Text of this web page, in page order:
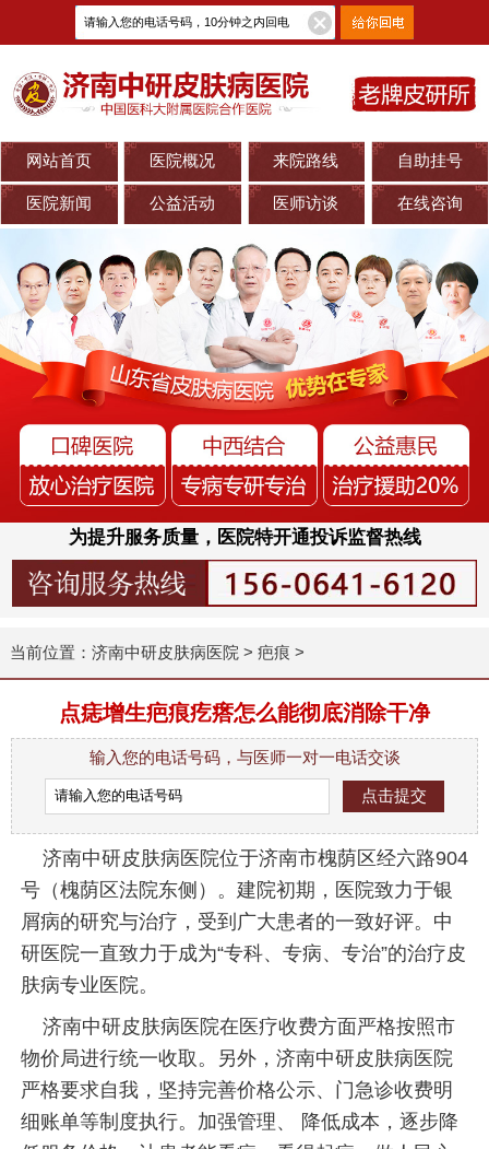
网站首页 医院概况 来院路线 自助挂号
医院新闻 公益活动 医师访谈 在线咨询
为提升服务质量，医院特开通投诉监督热线
当前位置： 济南中研皮肤病医院 > 疤痕 >
点痣增生疤痕疙瘩怎么能彻底消除干净
输入您的电话号码，与医师一对一电话交谈
济南中研皮肤病医院位于济南市槐荫区经六路904
号（槐荫区法院东侧）。建院初期，医院致力于银
屑病的研究与治疗，受到广大患者的一致好评。中
研医院一直致力于成为“专科、专病、专治”的治疗皮
肤病专业医院。
济南中研皮肤病医院在医疗收费方面严格按照市
物价局进行统一收取。另外，济南中研皮肤病医院
严格要求自我，坚持完善价格公示、门急诊收费明
细账单等制度执行。加强管理、 降低成本，逐步降